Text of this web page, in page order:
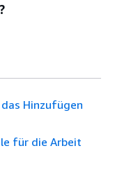
Hinzufügen
für die Arbeit